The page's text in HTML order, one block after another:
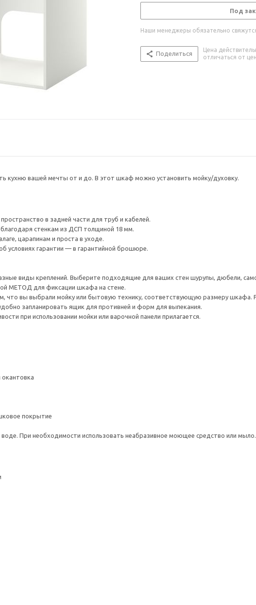
Под
Наши менеджеры обязательно
Поделиться
Цена
отличаться от
кухню вашей мечты от и до. В этот шкаф можно установить мойку/духовку.
в задней части для труб и кабелей.
стенкам из ДСП толщиной 18 мм.
царапинам и проста в уходе.
условиях гарантии — в гарантийной брошюре.
виды креплений. Выберите подходящие для ваших стен шурупы, дюбели,
МЕТОД для фиксации шкафа на стене.
что вы выбрали мойку или бытовую технику, соответствующую размеру
запланировать ящик для противней и форм для выпекания.
при использовании мойки или варочной панели прилагается.
покрытие
При необходимости использовать неабразивное моющее средство или мыло.